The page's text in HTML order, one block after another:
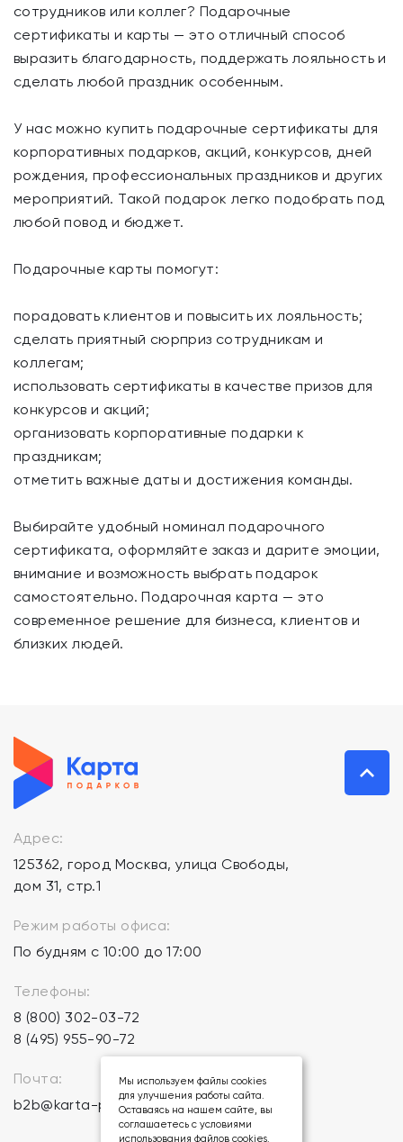
сотрудников или коллег? Подарочные
сертификаты и карты — это отличный способ
выразить благодарность, поддержать лояльность и
сделать любой праздник особенным.
У нас можно купить подарочные сертификаты для
корпоративных подарков, акций, конкурсов, дней
рождения, профессиональных праздников и других
мероприятий. Такой подарок легко подобрать под
любой повод и бюджет.
Подарочные карты помогут:
порадовать клиентов и повысить их лояльность;
сделать приятный сюрприз сотрудникам и
коллегам;
использовать сертификаты в качестве призов для
конкурсов и акций;
организовать корпоративные подарки к
праздникам;
отметить важные даты и достижения команды.
Выбирайте удобный номинал подарочного
сертификата, оформляйте заказ и дарите эмоции,
внимание и возможность выбрать подарок
самостоятельно. Подарочная карта — это
современное решение для бизнеса, клиентов и
близких людей.
Адрес:
125362, город Москва, улица Свободы,
дом 31, стр.1
Режим работы офиса:
По будням с 10:00 до 17:00
Телефоны:
8 (800) 302-03-72
8 (495) 955-90-72
Почта:
b2b@karta-podarkov.ru
Мы используем файлы cookies
для улучшения работы сайта.
Оставаясь на нашем сайте, вы
соглашаетесь с условиями
использования файлов cookies.